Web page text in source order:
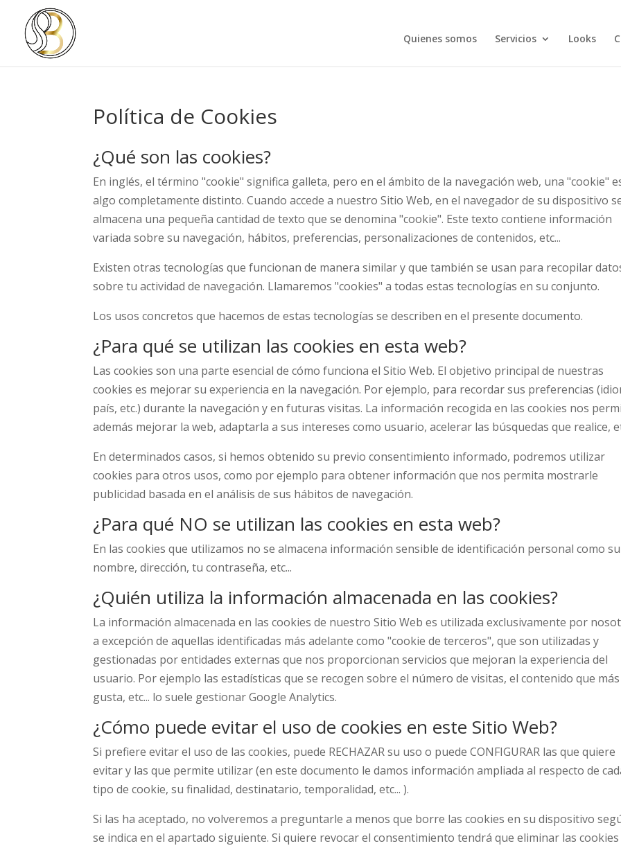
Quienes somos Servicios Looks
Política de Cookies
¿Qué son las cookies?
En inglés, el término "cookie" significa galleta, pero en el ámbito de la navegación web, una "cookie"
algo completamente distinto. Cuando accede a nuestro Sitio Web, en el navegador de su dispositivo
almacena una pequeña cantidad de texto que se denomina "cookie". Este texto contiene información
variada sobre su navegación, hábitos, preferencias, personalizaciones de contenidos, etc...
Existen otras tecnologías que funcionan de manera similar y que también se usan para recopilar
sobre tu actividad de navegación. Llamaremos "cookies" a todas estas tecnologías en su conjunto.
Los usos concretos que hacemos de estas tecnologías se describen en el presente documento.
¿Para qué se utilizan las cookies en esta web?
Las cookies son una parte esencial de cómo funciona el Sitio Web. El objetivo principal de nuestras
cookies es mejorar su experiencia en la navegación. Por ejemplo, para recordar sus preferencias
país, etc.) durante la navegación y en futuras visitas. La información recogida en las cookies nos
además mejorar la web, adaptarla a sus intereses como usuario, acelerar las búsquedas que realice,
En determinados casos, si hemos obtenido su previo consentimiento informado, podremos utilizar
cookies para otros usos, como por ejemplo para obtener información que nos permita mostrarle
publicidad basada en el análisis de sus hábitos de navegación.
¿Para qué NO se utilizan las cookies en esta web?
En las cookies que utilizamos no se almacena información sensible de identificación personal como su
nombre, dirección, tu contraseña, etc...
¿Quién utiliza la información almacenada en las cookies?
La información almacenada en las cookies de nuestro Sitio Web es utilizada exclusivamente por
a excepción de aquellas identificadas más adelante como "cookie de terceros", que son utilizadas y
gestionadas por entidades externas que nos proporcionan servicios que mejoran la experiencia del
usuario. Por ejemplo las estadísticas que se recogen sobre el número de visitas, el contenido que más
gusta, etc... lo suele gestionar Google Analytics.
¿Cómo puede evitar el uso de cookies en este Sitio Web?
Si prefiere evitar el uso de las cookies, puede RECHAZAR su uso o puede CONFIGURAR las que quiere
evitar y las que permite utilizar (en este documento le damos información ampliada al respecto de
tipo de cookie, su finalidad, destinatario, temporalidad, etc... ).
Si las ha aceptado, no volveremos a preguntarle a menos que borre las cookies en su dispositivo
se indica en el apartado siguiente. Si quiere revocar el consentimiento tendrá que eliminar las